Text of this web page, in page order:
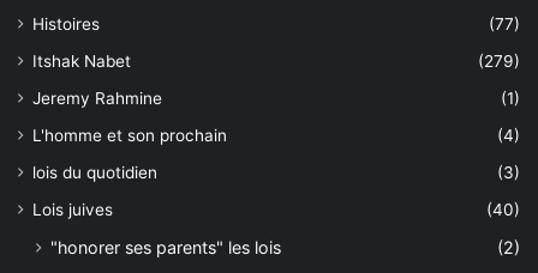
Histoires
(77)
Itshak Nabet
(279)
Jeremy Rahmine
(1)
L'homme et son prochain
(4)
lois du quotidien
(3)
Lois juives
(40)
"honorer ses parents" les lois
(2)